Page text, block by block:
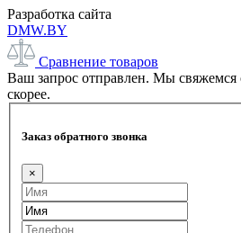
Разработка сайта
DMW.BY
Сравнение товаров
Ваш запрос отправлен. Мы
скорее.
Заказ обратного звонка
×